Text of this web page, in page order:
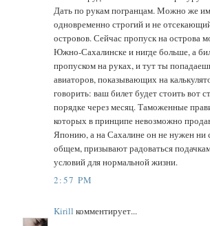
Дать по рукам погранцам. Можно же
одновременно строгий и не
островов. Сейчас пропуск на острова
Южно-Сахалинске и нигде больше, а
пропуском на руках, и тут ты
авиаторов, показывающих на
говорить: ваш билет будет стоить вот
порядке через месяц. Таможенные
которых в принципе невозможно
Японию, а на Сахалине он не нужен ни
общем, призывают радоваться
условий для нормальной жизни.
2:57 PM
Kirill комментирует...